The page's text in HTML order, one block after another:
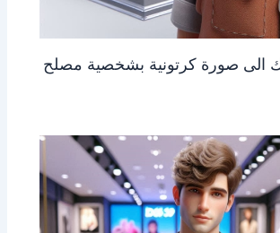
الى صورة كرتونية بشخصية مصلح